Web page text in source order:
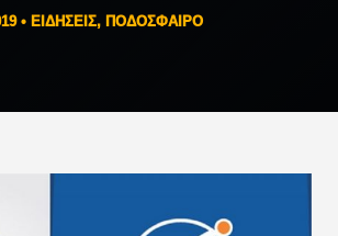
• ΕΙΔΗΣΕΙΣ, ΠΟΔΟΣΦΑΙΡΟ